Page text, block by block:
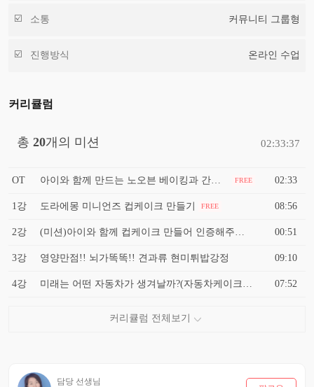
소통 커뮤니티 그룹형
진행방식 온라인 수업
커리큘럼
총 20개의 미션 02:33:37
OT FREE 02:33
1강 도라에몽 미니언즈 컵케이크 만들기 FREE 08:56
2강 00:51
3강 영양만점!! 뇌가똑똑!! 견과류 현미튀밥강정 09:10
4강 07:52
담당 선생님